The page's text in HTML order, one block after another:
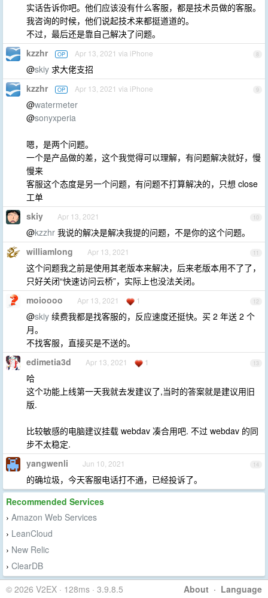
实话告诉你吧。他们应该没有什么客服，都是技术员做的客服。
我咨询的时候，他们说起技术来都挺道道的。
不过，最后还是靠自己解决了问题。
8
kzzhr OP Apr 13, 2021 via iPhone
@skiy 求大佬支招
9
kzzhr OP Apr 13, 2021 via iPhone
@watermeter
@sonyxperia
嗯，是两个问题。
一个是产品做的差，这个我觉得可以理解，有问题解决就好，慢
慢来
客服这个态度是另一个问题，有问题不打算解决的，只想 close
工单
10
skiy Apr 13, 2021
@kzzhr 我说的解决是解决我提的问题，不是你的这个问题。
11
williamlong Apr 13, 2021
这个问题我之前是使用其老版本来解决，后来老版本用不了了，
只好关闭“快速访问云桥”，实际上也没法关闭。
12
moioooo Apr 13, 2021 1
@skiy 续费我都是找客服的，反应速度还挺快。买 2 年送 2 个
月。
不找客服，直接买是不送的。
13
edimetia3d Apr 13, 2021 1
哈
这个功能上线第一天我就去发建议了,当时的答案就是建议用旧
版.
比较敏感的电脑建议挂载 webdav 凑合用吧. 不过 webdav 的同
步不太稳定.
14
yangwenli Jun 10, 2021
的确垃圾，今天客服电话打不通，已经投诉了。
Recommended Services
› Amazon Web Services
› LeanCloud
› New Relic
› ClearDB
About · Language
© 2026 V2EX · 128ms · 3.9.8.5